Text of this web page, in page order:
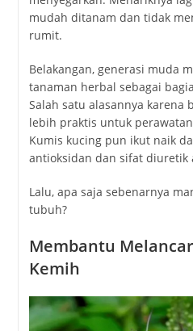
mudah ditanam dan tidak
rumit.
Belakangan, generasi muda
tanaman herbal sebagai
Salah satu alasannya karena
lebih praktis untuk
Kumis kucing pun ikut naik
antioksidan dan sifat diuretik
Lalu, apa saja sebenarnya
tubuh?
Membantu
Kemih